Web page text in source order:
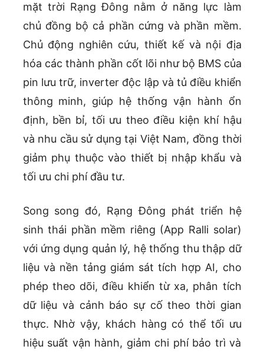
mặt trời Rạng Đông nằm ở năng lực làm
chủ đồng bộ cả phần cứng và phần mềm.
Chủ động nghiên cứu, thiết kế và nội địa
hóa các thành phần cốt lõi như bộ BMS của
pin lưu trữ, inverter độc lập và tủ điều khiển
thông minh, giúp hệ thống vận hành ổn
định, bền bỉ, tối ưu theo điều kiện khí hậu
và nhu cầu sử dụng tại Việt Nam, đồng thời
giảm phụ thuộc vào thiết bị nhập khẩu và
tối ưu chi phí đầu tư.
Song song đó, Rạng Đông phát triển hệ
sinh thái phần mềm riêng (App Ralli solar)
với ứng dụng quản lý, hệ thống thu thập dữ
liệu và nền tảng giám sát tích hợp AI, cho
phép theo dõi, điều khiển từ xa, phân tích
dữ liệu và cảnh báo sự cố theo thời gian
thực. Nhờ vậy, khách hàng có thể tối ưu
hiệu suất vận hành, giảm chi phí bảo trì và